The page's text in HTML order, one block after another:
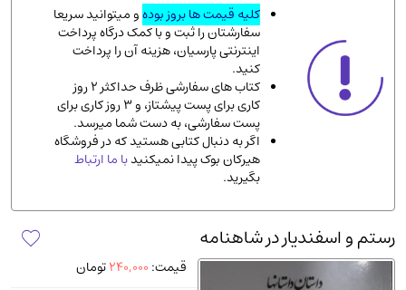
فلسفه و جامعه شناسی(151)
ادبیات و شعر
ادیان و مذاهب
دانشگاهی و آموزشی
اقتصادی، بازاریابی و مالی(56)
پزشکی(140)
کامپیوتر و نرم افزار(13)
ورزشی و تربیت بدنی(34)
کلیه قیمت ها بروز بودهو میتوانید سریعا
سفارشتان را ثبت و با کمک درگاه پرداخت
اینترنتی پارسیان، هزینه آن را پرداخت
کنید.
کتاب های سفارشی ظرف حداکثر 2 روز
کاری برای پست پیشتاز، و 3 روز کاری برای
پست سفارشی، به دست شما میرسد.
اگر به دنبال کتابی هستید که در فروشگاه
هیرکان بوک پیدا نمیکنیدبا ما ارتباط
بگیرید.
رستم و اسفندیار در شاهنامه
قیمت: 240,000تومان